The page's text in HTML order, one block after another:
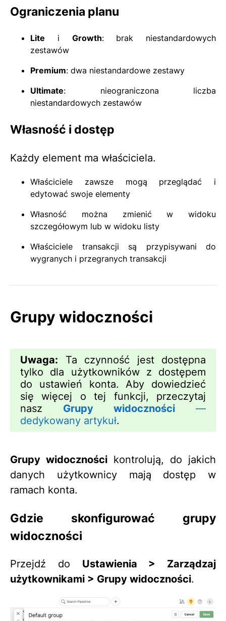
Ograniczenia planu
Lite i Growth: brak niestandardowych
zestawów
Premium: dwa niestandardowe zestawy
Ultimate: nieograniczona liczba
niestandardowych zestawów
Własność i dostęp
Każdy element ma właściciela.
Właściciele zawsze mogą przeglądać i
edytować swoje elementy
Własność można zmienić w widoku
szczegółowym lub w widoku listy
Właściciele transakcji są przypisywani do
wygranych i przegranych transakcji
Grupy widoczności
Uwaga: Ta czynność jest dostępna
tylko dla użytkowników z dostępem
do ustawień konta. Aby dowiedzieć
się więcej o tej funkcji, przeczytaj
nasz Grupy widoczności —
dedykowany artykuł.
Grupy widoczności kontrolują, do jakich
danych użytkownicy mają dostęp w
ramach konta.
Gdzie skonfigurować grupy
widoczności
Przejdź do Ustawienia > Zarządzaj
użytkownikami > Grupy widoczności.